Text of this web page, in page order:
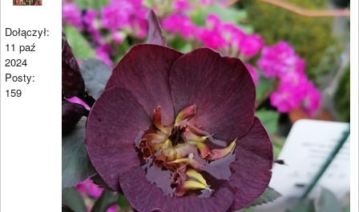
Dołączył:
11 paź
2024
Posty:
159